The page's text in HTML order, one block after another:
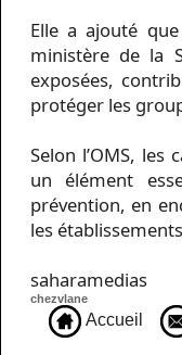
Elle a ajouté
ministère de la
exposées,
protéger les
Selon l’OMS,
un élément
prévention, en
les
saharamedias
chezvlane
Accueil